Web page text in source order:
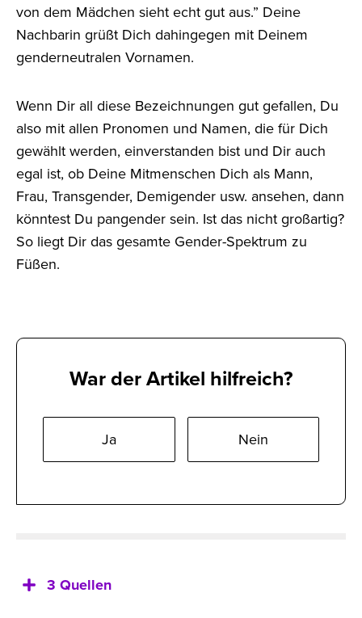
von dem Mädchen sieht echt gut aus.” Deine
Nachbarin grüßt Dich dahingegen mit Deinem
genderneutralen Vornamen.
Wenn Dir all diese Bezeichnungen gut gefallen, Du
also mit allen Pronomen und Namen, die für Dich
gewählt werden, einverstanden bist und Dir auch
egal ist, ob Deine Mitmenschen Dich als Mann,
Frau, Transgender, Demigender usw. ansehen, dann
könntest Du pangender sein. Ist das nicht großartig?
So liegt Dir das gesamte Gender-Spektrum zu
Füßen.
War der Artikel hilfreich?
Ja Nein
3 Quellen